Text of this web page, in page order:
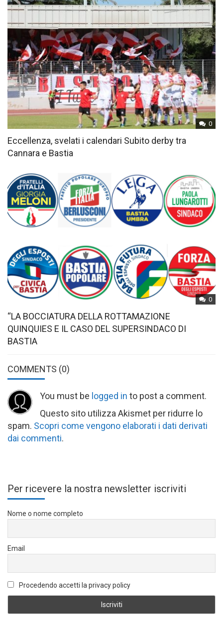
0
Eccellenza, svelati i calendari Subito derby tra
Cannara e Bastia
0
“LA BOCCIATURA DELLA ROTTAMAZIONE
QUINQUIES E IL CASO DEL SUPERSINDACO DI
BASTIA
COMMENTS (0)
You must be logged in to post a comment.
Questo sito utilizza Akismet per ridurre lo
spam. Scopri come vengono elaborati i dati derivati
dai commenti.
Per ricevere la nostra newsletter iscriviti
Nome o nome completo
Email
Procedendo accetti la privacy policy